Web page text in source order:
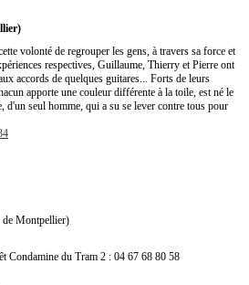
volonté de regrouper les gens, à travers sa force et
respectives, Guillaume, Thierry et Pierre ont
accords de quelques guitares... Forts de leurs
apporte une couleur différente à la toile, est né le
d'un seul homme, qui a su se lever contre tous pour
de Montpellier)
Condamine du Tram 2 : 04 67 68 80 58